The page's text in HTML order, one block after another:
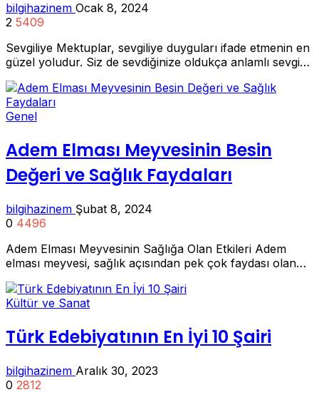
bilgihazinem Ocak 8, 2024
2 5409
Sevgiliye Mektuplar, sevgiliye duyguları ifade etmenin en
güzel yoludur. Siz de sevdiğinize oldukça anlamlı sevgi…
Genel
Adem Elması Meyvesinin Besin
Değeri ve Sağlık Faydaları
bilgihazinem Şubat 8, 2024
0 4496
Adem Elması Meyvesinin Sağlığa Olan Etkileri Adem
elması meyvesi, sağlık açısından pek çok faydası olan…
Kültür ve Sanat
Türk Edebiyatının En İyi 10 Şairi
bilgihazinem Aralık 30, 2023
0 2812